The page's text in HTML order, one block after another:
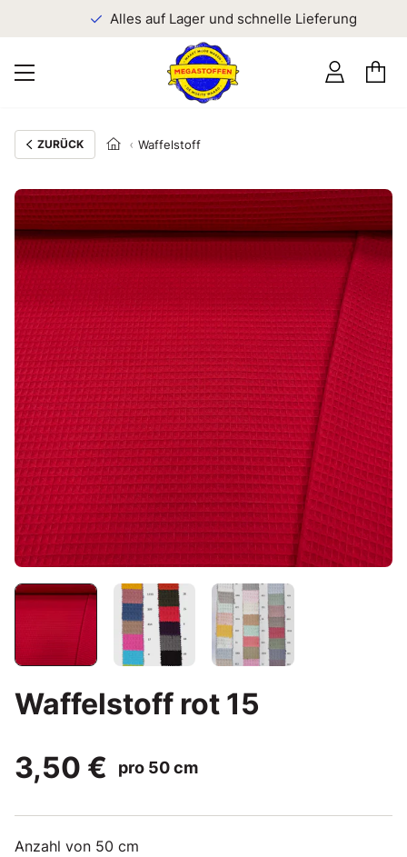
Alles auf Lager und schnelle Lieferung
ZURÜCK Waffelstoff
Waffelstoff rot 15
3,50 €
pro 50 cm
Anzahl von 50 cm